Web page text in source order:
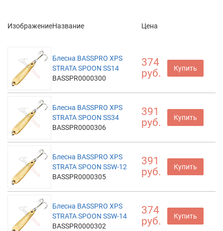
ИзображениеНазвание Цена
Блесна BASSPRO XPS
STRATA SPOON SS14
BASSPR0000300
374
руб.
Купить
Блесна BASSPRO XPS
STRATA SPOON SS34
BASSPR0000306
391
руб.
Купить
Блесна BASSPRO XPS
STRATA SPOON SSW-12
BASSPR0000305
391
руб.
Купить
Блесна BASSPRO XPS
STRATA SPOON SSW-14
BASSPR0000302
374
руб.
Купить